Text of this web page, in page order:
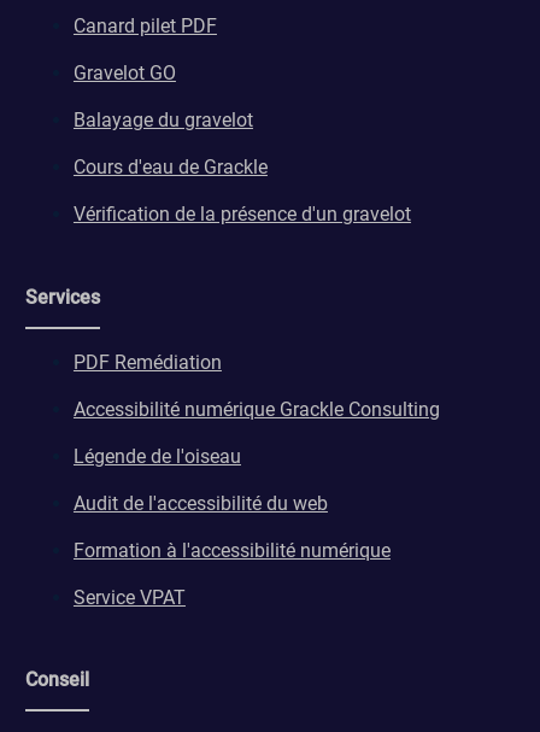
Canard pilet PDF
Gravelot GO
Balayage du gravelot
Cours d'eau de Grackle
Vérification de la présence d'un gravelot
Services
PDF Remédiation
Accessibilité numérique Grackle Consulting
Légende de l'oiseau
Audit de l'accessibilité du web
Formation à l'accessibilité numérique
Service VPAT
Conseil